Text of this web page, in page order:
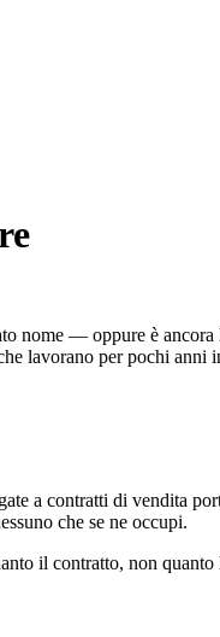
nome — oppure è
lavorano per pochi anni
a contratti di vendita
che se ne occupi.
il contratto, non